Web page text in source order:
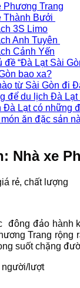
Phương Trang
Thành Bưởi
3S Limo
Anh Tuyên
Cảnh Yến
“Đà Lạt Sài
bao xa?
từ Sài Gòn đi
để du lịch Đà
Lạt có những
ăn đặc sản
Nhà xe
đông đảo hành
Trang
suốt chặng
người/lượt